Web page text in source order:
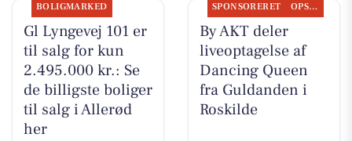
BOLIGMARKED
Gl Lyngevej 101 er
til salg for kun
2.495.000 kr.: Se
de billigste boliger
til salg i Allerød
her
SPONSORERET OPSLAGSTAVLEN
By AKT deler
liveoptagelse af
Dancing Queen
fra Guldanden i
Roskilde